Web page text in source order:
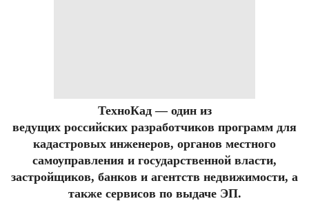
ТехноКад — один из
ведущих российских разработчиков программ для
кадастровых инженеров, органов местного
самоуправления и государственной власти,
застройщиков, банков и агентств недвижимости, а
также сервисов по выдаче ЭП.